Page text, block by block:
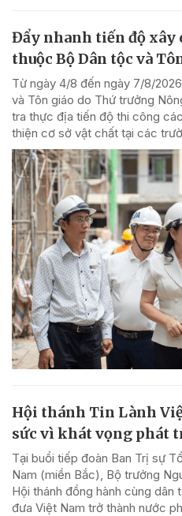
Đẩy nhanh tiến độ xây
thuộc Bộ Dân tộc và
Từ ngày 4/8 đến ngày 7/8/
và Tôn giáo do Thứ trưởng
tra thực địa tiến độ thi công
thiện cơ sở vật chất tại các
Hội thánh Tin Lành
sức vì khát vọng phát
Tại buổi tiếp đoàn Ban Trị sự
Nam (miền Bắc), Bộ trưởng
Hội thánh đồng hành cùng
đưa Việt Nam trở thành nước